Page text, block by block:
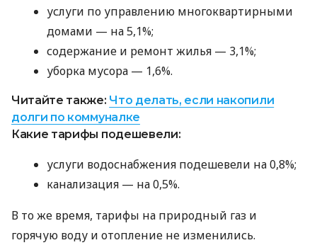
услуги по управлению многоквартирными
домами — на 5,1%;
содержание и ремонт жилья — 3,1%;
уборка мусора — 1,6%.
Читайте также: Что делать, если накопили
долги по коммуналке
Какие тарифы подешевели:
услуги водоснабжения подешевели на 0,8%;
канализация — на 0,5%.
В то же время, тарифы на природный газ и
горячую воду и отопление не изменились.